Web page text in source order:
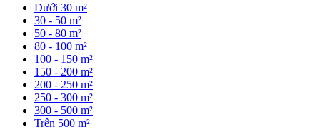
Dưới 30 m²
30 - 50 m²
50 - 80 m²
80 - 100 m²
100 - 150 m²
150 - 200 m²
200 - 250 m²
250 - 300 m²
300 - 500 m²
Trên 500 m²